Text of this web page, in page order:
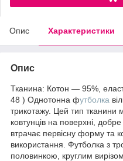
Опис Характеристики
Опис
Тканина: Котон — 95%,
48 ) Однотонна футболка
трикотажу. Цей тип тканини
ковтунців на поверхні,
втрачає первісну форму та
використання. Футболка з
половинкою, круглим